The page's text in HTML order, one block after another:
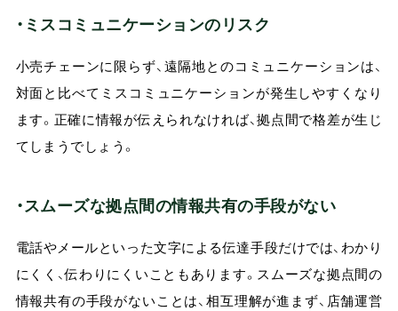
・ミスコミュニケーションのリスク
小売チェーンに限らず、遠隔地とのコミュニケーションは、
対面と比べてミスコミュニケーションが発生しやすくなり
ます。正確に情報が伝えられなければ、拠点間で格差が生じ
てしまうでしょう。
・スムーズな拠点間の情報共有の手段がない
電話やメールといった文字による伝達手段だけでは、わかり
にくく、伝わりにくいこともあります。スムーズな拠点間の
情報共有の手段がないことは、相互理解が進まず、店舗運営